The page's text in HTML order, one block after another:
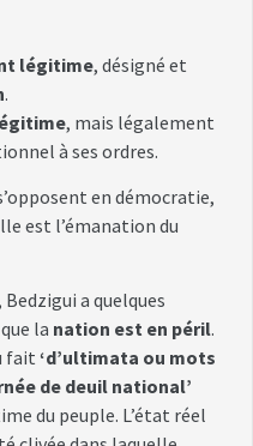
légitime, désigné et
.
, mais légalement
à ses ordres.
en démocratie,
est l’émanation du
a quelques
la nation est en péril.
fait ‘d’ultimata ou mots
de deuil national’
du peuple. L’état réel